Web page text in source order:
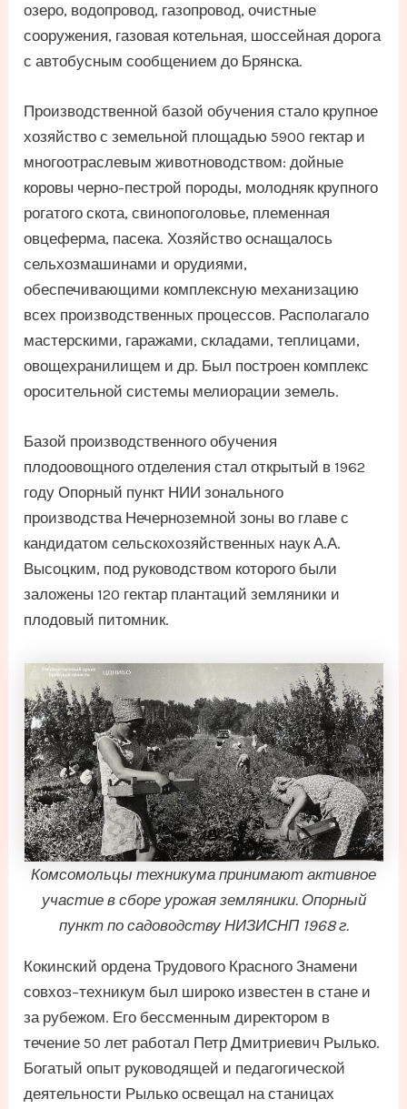
озеро, водопровод, газопровод, очистные
сооружения, газовая котельная, шоссейная дорога
с автобусным сообщением до Брянска.
Производственной базой обучения стало крупное
хозяйство с земельной площадью 5900 гектар и
многоотраслевым животноводством: дойные
коровы черно-пестрой породы, молодняк крупного
рогатого скота, свинопоголовье, племенная
овцеферма, пасека. Хозяйство оснащалось
сельхозмашинами и орудиями,
обеспечивающими комплексную механизацию
всех производственных процессов. Располагало
мастерскими, гаражами, складами, теплицами,
овощехранилищем и др. Был построен комплекс
оросительной системы мелиорации земель.
Базой производственного обучения
плодоовощного отделения стал открытый в 1962
году Опорный пункт НИИ зонального
производства Нечерноземной зоны во главе с
кандидатом сельскохозяйственных наук А.А.
Высоцким, под руководством которого были
заложены 120 гектар плантаций земляники и
плодовый питомник.
Комсомольцы техникума принимают активное
участие в сборе урожая земляники. Опорный
пункт по садоводству НИЗИСНП 1968 г.
Кокинский ордена Трудового Красного Знамени
совхоз–техникум был широко известен в стане и
за рубежом. Его бессменным директором в
течение 50 лет работал Петр Дмитриевич Рылько.
Богатый опыт руководящей и педагогической
деятельности Рылько освещал на станицах